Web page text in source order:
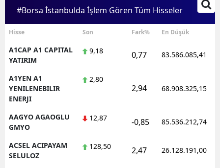
#Borsa İstanbulda İşlem Gören Tüm Hisseler
Hisse Son Fark% En Düşük
A1CAP A1 CAPITAL
YATIRIM
9,18 0,77 83.586.085,41
A1YEN A1
YENILENEBILIR
ENERJI
2,80
2,94 68.908.325,15
AAGYO AGAOGLU
GMYO
12,87 -0,85 85.536.212,74
ACSEL ACIPAYAM
SELULOZ
128,50 2,47 26.128.191,00